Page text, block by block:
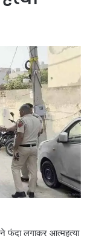
ने फंदा लगाकर आत्महत्या